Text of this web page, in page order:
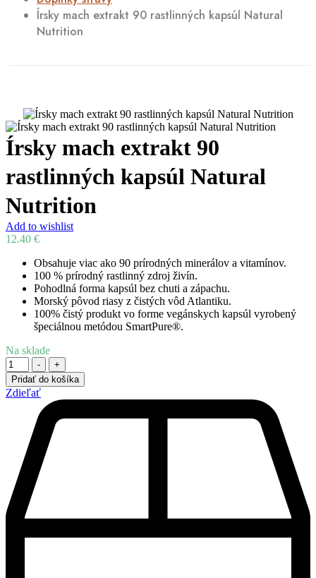
Írsky mach extrakt 90 rastlinných kapsúl Natural
Nutrition
Írsky mach extrakt 90
rastlinných kapsúl Natural
Nutrition
Add to wishlist
12.40 €
Obsahuje viac ako 90 prírodných minerálov a vitamínov.
100 % prírodný rastlinný zdroj živín.
Pohodlná forma kapsúl bez chuti a zápachu.
Morský pôvod riasy z čistých vôd Atlantiku.
100% čistý produkt vo forme vegánskych kapsúl vyrobený
špeciálnou metódou SmartPure®.
Na sklade
Množstvo
-
+
Pridať do košíka
Zdieľať